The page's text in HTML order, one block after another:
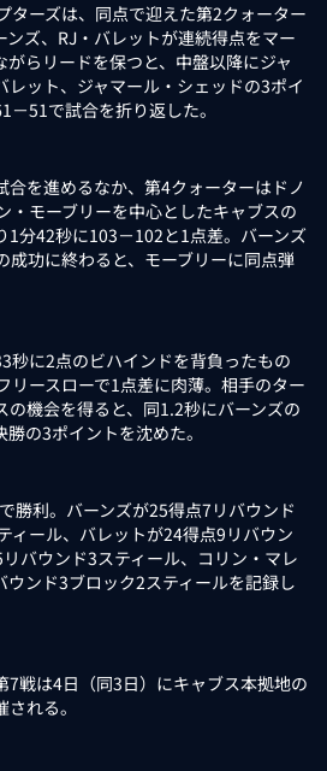
ーズは、同点で迎えた第2クォーター
ズ、RJ・バレットが連続得点をマー
らリードを保つと、中盤以降にジャ
レット、ジャマール・シェッドの3ポイ
51で試合を折り返した。
を進めるなか、第4クォーターはドノ
・モーブリーを中心としたキャブスの
1分42秒に103－102と1点差。バーンズ
成功に終わると、モーブリーに同点弾
秒に2点のビハインドを背負ったもの
リースローで1点差に肉薄。相手のター
の機会を得ると、同1.2秒にバーンズの
の3ポイントを沈めた。
勝利。バーンズが25得点7リバウンド
ィール、バレットが24得点9リバウン
バウンド3スティール、コリン・マレ
ンド3ブロック2スティールを記録し
戦は4日（同3日）にキャブス本拠地の
れる。